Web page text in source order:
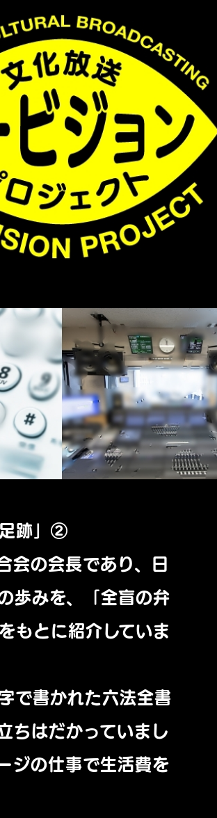
跡」②
会の会長であり、日
歩みを、「全盲の弁
もとに紹介していま
で書かれた六法全書
ちはだかっていまし
ジの仕事で生活費を